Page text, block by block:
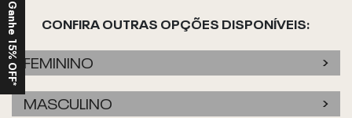
CONFIRA OUTRAS OPÇÕES DISPONÍVEIS:
FEMININO
MASCULINO
Ganhe 15% OFF*